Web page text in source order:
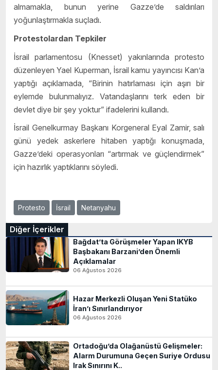
almamakla, bunun yerine Gazze’de saldırıları
yoğunlaştırmakla suçladı.
Protestolardan Tepkiler
İsrail parlamentosu (Knesset) yakınlarında protesto
düzenleyen Yael Kuperman, İsrail kamu yayıncısı Kan’a
yaptığı açıklamada, “Birinin hatırlaması için aşırı bir
eylemde bulunmalıyız. Vatandaşlarını terk eden bir
devlet diye bir şey yoktur” ifadelerini kullandı.
İsrail Genelkurmay Başkanı Korgeneral Eyal Zamir, salı
günü yedek askerlere hitaben yaptığı konuşmada,
Gazze’deki operasyonları “artırmak ve güçlendirmek”
için hazırlık yaptıklarını söyledi.
Protesto İsrail Netanyahu
Diğer İçerikler
Bağdat’ta Görüşmeler Yapan IKYB
Başbakanı Barzani’den Önemli
Açıklamalar
06 Ağustos 2026
Hazar Merkezli Oluşan Yeni Statüko
İran’ı Sınırlandırıyor
06 Ağustos 2026
Ortadoğu’da Olağanüstü Gelişmeler:
Alarm Durumuna Geçen Suriye Ordusu
Irak Sınırını K..